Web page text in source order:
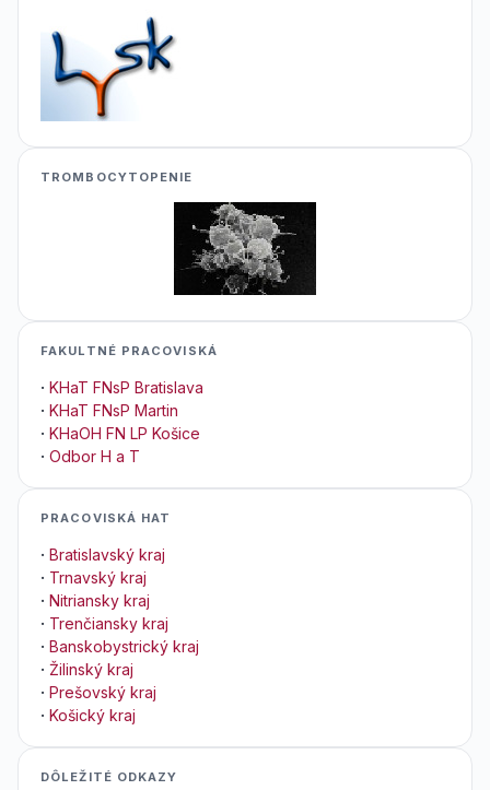
TROMBOCYTOPENIE
FAKULTNÉ PRACOVISKÁ
· KHaT FNsP Bratislava
· KHaT FNsP Martin
· KHaOH FN LP Košice
· Odbor H a T
PRACOVISKÁ HAT
· Bratislavský kraj
· Trnavský kraj
· Nitriansky kraj
· Trenčiansky kraj
· Banskobystrický kraj
· Žilinský kraj
· Prešovský kraj
· Košický kraj
DÔLEŽITÉ ODKAZY